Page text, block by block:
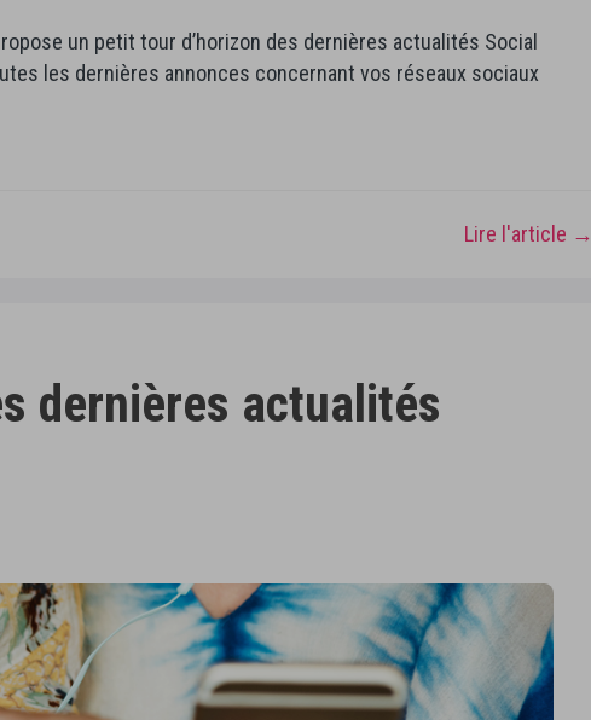
un petit tour d’horizon des dernières actualités Social
les dernières annonces concernant vos réseaux sociaux
Lire l'article →
dernières actualités